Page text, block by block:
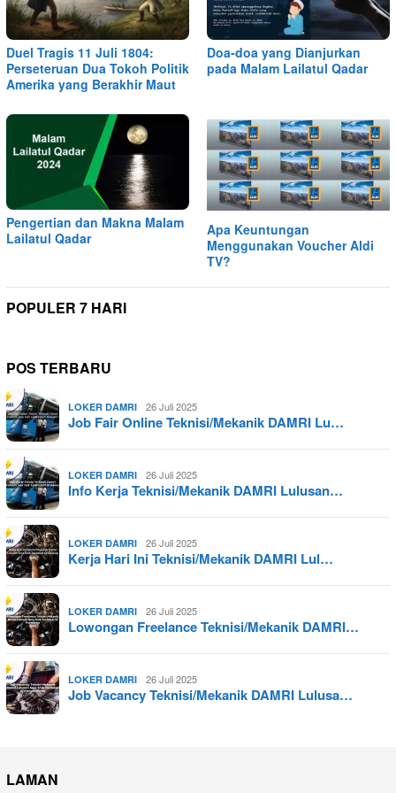
Duel Tragis 11 Juli 1804:
Perseteruan Dua Tokoh Politik
Amerika yang Berakhir Maut
Doa-doa yang Dianjurkan
pada Malam Lailatul Qadar
Pengertian dan Makna Malam
Lailatul Qadar
Apa Keuntungan
Menggunakan Voucher Aldi
TV?
POPULER 7 HARI
POS TERBARU
LOKER DAMRI 26 Juli 2025
Job Fair Online Teknisi/Mekanik DAMRI Lu…
LOKER DAMRI 26 Juli 2025
Info Kerja Teknisi/Mekanik DAMRI Lulusan…
LOKER DAMRI 26 Juli 2025
Kerja Hari Ini Teknisi/Mekanik DAMRI Lul…
LOKER DAMRI 26 Juli 2025
Lowongan Freelance Teknisi/Mekanik DAMRI…
LOKER DAMRI 26 Juli 2025
Job Vacancy Teknisi/Mekanik DAMRI Lulusa…
LAMAN